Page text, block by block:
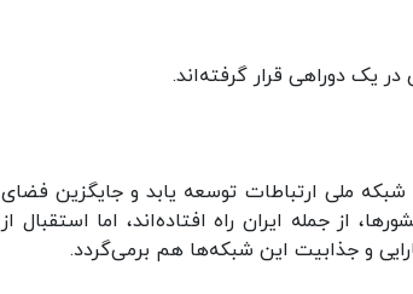
یک دوراهی قرار گرفته‌اند.
ملی ارتباطات توسعه یابد و جایگزین فضای
از جمله ایران راه افتاده‌اند، اما استقبال از
و جذابیت این شبکه‌ها هم برمی‌گردد.